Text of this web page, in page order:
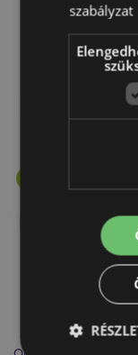
szabályzat